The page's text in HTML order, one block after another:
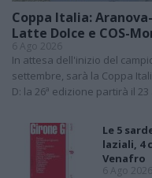
Coppa Italia:
Latte Dolce e COS-
6 Ago 2026
In attesa dell'inizio del
settembre, sarà la Coppa
D: la 26ª edizione partirà il
Le 5
laziali, 4
Venafro
6 Ago 2026